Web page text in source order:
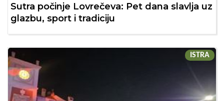
Sutra počinje Lovrečeva: Pet dana slavlja uz
glazbu, sport i tradiciju
ISTRA